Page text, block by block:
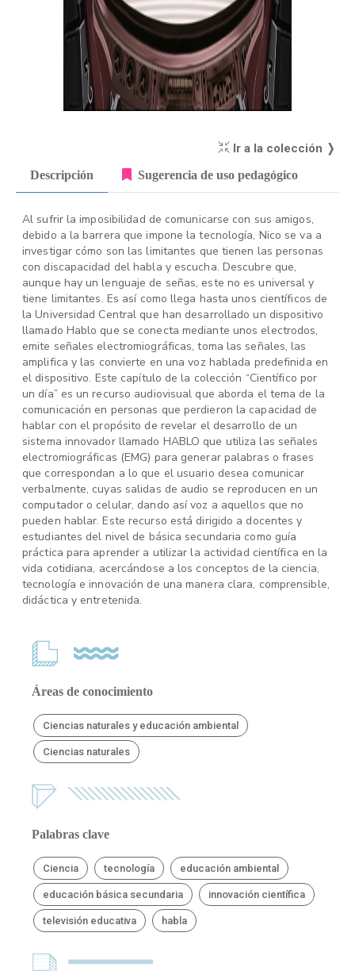
Ir a la colección ❭
Descripción Sugerencia de uso pedagógico
Al sufrir la imposibilidad de comunicarse con sus amigos,
debido a la barrera que impone la tecnología, Nico se va a
investigar cómo son las limitantes que tienen las personas
con discapacidad del habla y escucha. Descubre que,
aunque hay un lenguaje de señas, este no es universal y
tiene limitantes. Es así como llega hasta unos científicos de
la Universidad Central que han desarrollado un dispositivo
llamado Hablo que se conecta mediante unos electrodos,
emite señales electromiográficas, toma las señales, las
amplifica y las convierte en una voz hablada predefinida en
el dispositivo. Este capítulo de la colección “Científico por
un día” es un recurso audiovisual que aborda el tema de la
comunicación en personas que perdieron la capacidad de
hablar con el propósito de revelar el desarrollo de un
sistema innovador llamado HABLO que utiliza las señales
electromiográficas (EMG) para generar palabras o frases
que correspondan a lo que el usuario desea comunicar
verbalmente, cuyas salidas de audio se reproducen en un
computador o celular, dando así voz a aquellos que no
pueden hablar. Este recurso está dirigido a docentes y
estudiantes del nivel de básica secundaria como guía
práctica para aprender a utilizar la actividad científica en la
vida cotidiana, acercándose a los conceptos de la ciencia,
tecnología e innovación de una manera clara, comprensible,
didáctica y entretenida.
Áreas de conocimiento
Ciencias naturales y educación ambiental
Ciencias naturales
Palabras clave
Ciencia tecnología educación ambiental
educación básica secundaria innovación científica
televisión educativa habla